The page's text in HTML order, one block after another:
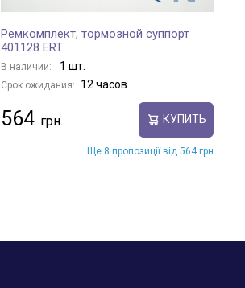
Ремкомплект, тормозной суппорт
401128 ERT
В наличии: 1 шт.
Срок ожидания: 12 часов
564 КУПИТЬ
Ще 8 пропозиції від 564 грн